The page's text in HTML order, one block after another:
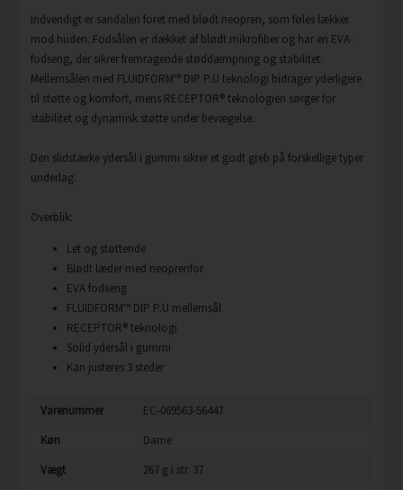
Indvendigt er sandalen foret med blødt neopren, som føles lækker
mod huden. Fodsålen er dækket af blødt mikrofiber og har en EVA-
fodseng, der sikrer fremragende støddæmpning og stabilitet.
Mellemsålen med FLUIDFORM™ DIP P.U teknologi bidrager yderligere
til støtte og komfort, mens RECEPTOR® teknologien sørger for
stabilitet og dynamisk støtte under bevægelse.
Den slidstærke ydersål i gummi sikrer et godt greb på forskellige typer
underlag.
Overblik:
Let og støttende
Blødt læder med neoprenfor
EVA fodseng
FLUIDFORM™ DIP P.U mellemsål
RECEPTOR® teknologi
Solid ydersål i gummi
Kan justeres 3 steder
Varenummer
EC-069563-56447
Køn
Dame
Vægt
267 g i str. 37